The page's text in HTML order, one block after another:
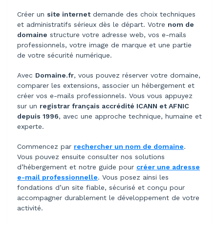
Créer un site internetdemande des choix techniques
et administratifs sérieux dès le départ. Votre nom de
domaine structure votre adresse web, vos e-mails
professionnels, votre image de marque et une partie
de votre sécurité numérique.
Avec Domaine.fr, vous pouvez réserver votre domaine,
comparer les extensions, associer un hébergement et
créer vos e-mails professionnels. Vous vous appuyez
sur un registrar français accrédité ICANN et AFNIC
depuis 1996, avec une approche technique, humaine et
experte.
Commencez par rechercher un nom de domaine.
Vous pouvez ensuite consulter nos solutions
d’hébergement et notre guide pour créer une adresse
e-mail professionnelle. Vous posez ainsi les
fondations d’un site fiable, sécurisé et conçu pour
accompagner durablement le développement de votre
activité.